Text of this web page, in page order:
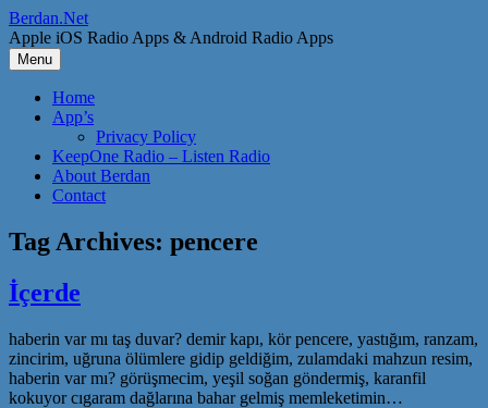
Skip
to
content
Berdan.Net
Apple iOS Radio Apps & Android Radio Apps
Menu
Home
App’s
Privacy Policy
KeepOne Radio – Listen Radio
About Berdan
Contact
Tag Archives: pencere
İçerde
haberin var mı taş duvar? demir kapı, kör pencere, yastığım, ranzam,
zincirim, uğruna ölümlere gidip geldiğim, zulamdaki mahzun resim,
haberin var mı? görüşmecim, yeşil soğan göndermiş, karanfil
kokuyor cıgaram dağlarına bahar gelmiş memleketimin…